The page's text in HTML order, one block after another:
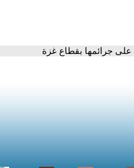
على جرائمها بقطاع غزة